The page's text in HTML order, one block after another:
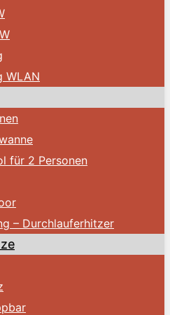
WLAN
für 2 Personen
– Durchlauferhitzer